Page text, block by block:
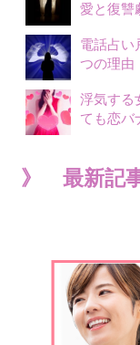
愛と復讐
電話占い
つの理由
浮気する
ても恋バ
》 最新記